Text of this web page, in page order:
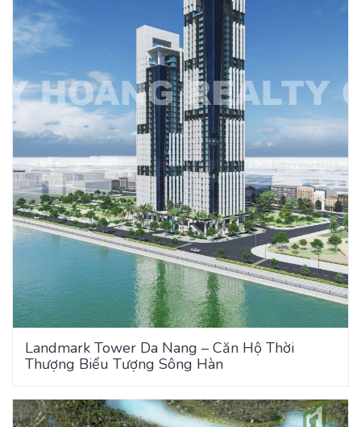
Landmark Tower Da Nang – Căn Hộ Thời
Thượng Biểu Tượng Sông Hàn